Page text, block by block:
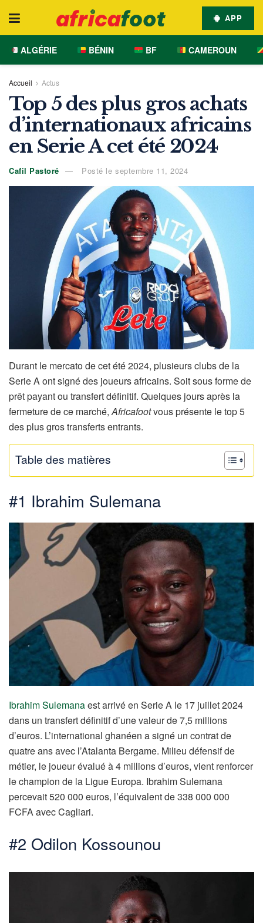
APP
ALGÉRIE BÉNIN BF CAMEROUN
Accueil Actus
Top 5 des plus gros achats
d’internationaux africains
en Serie A cet été 2024
Cafil Pastoré Posté le septembre 11, 2024
Durant le mercato de cet été 2024, plusieurs clubs de la
Serie A ont signé des joueurs africains. Soit sous forme de
prêt payant ou transfert définitif. Quelques jours après la
fermeture de ce marché,Africafootvous présente le top 5
des plus gros transferts entrants.
Table des matières
#1 Ibrahim Sulemana
Ibrahim Sulemanaest arrivé en Serie A le 17 juillet 2024
dans un transfert définitif d’une valeur de 7,5 millions
d’euros. L’international ghanéen a signé un contrat de
quatre ans avec l’Atalanta Bergame. Milieu défensif de
métier, le joueur évalué à 4 millions d’euros, vient renforcer
le champion de la Ligue Europa. Ibrahim Sulemana
percevait 520 000 euros, l’équivalent de 338 000 000
FCFA avec Cagliari.
#2 Odilon Kossounou